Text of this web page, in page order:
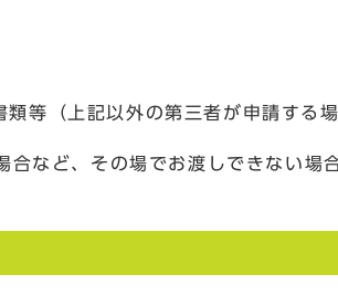
等（上記以外の第三者が申請する場
など、その場でお渡しできない場